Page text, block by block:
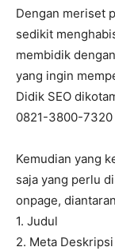
Dengan meriset
sedikit
membidik
yang ingin
Didik SEO
0821-3800-7320
Kemudian yang
saja yang perlu
onpage,
1. Judul
2. Meta Deskripsi